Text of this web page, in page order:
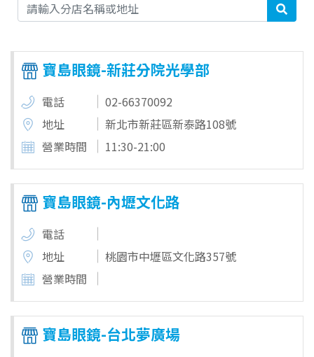
寶島眼鏡-新莊分院光學部
電話
02-66370092
地址
新北市新莊區新泰路108號
營業時間
11:30-21:00
寶島眼鏡-內壢文化路
電話
地址
桃園市中壢區文化路357號
營業時間
寶島眼鏡-台北夢廣場